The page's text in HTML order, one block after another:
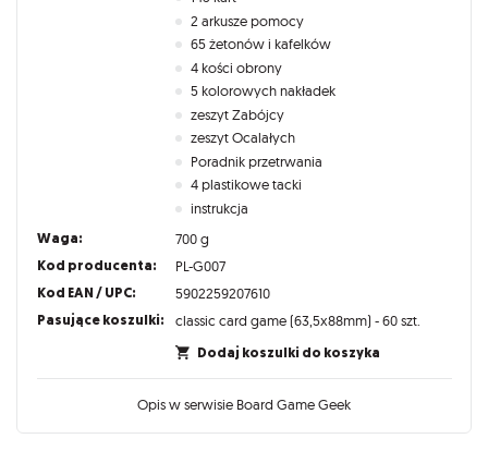
2 arkusze pomocy
65 żetonów i kafelków
4 kości obrony
5 kolorowych nakładek
zeszyt Zabójcy
zeszyt Ocalałych
Poradnik przetrwania
4 plastikowe tacki
instrukcja
Waga: 700 g
Kod producenta: PL-G007
Kod EAN / UPC: 5902259207610
Pasujące koszulki: classic card game (63,5x88mm) - 60 szt.
Dodaj koszulki do koszyka
Opis w serwisie Board Game Geek